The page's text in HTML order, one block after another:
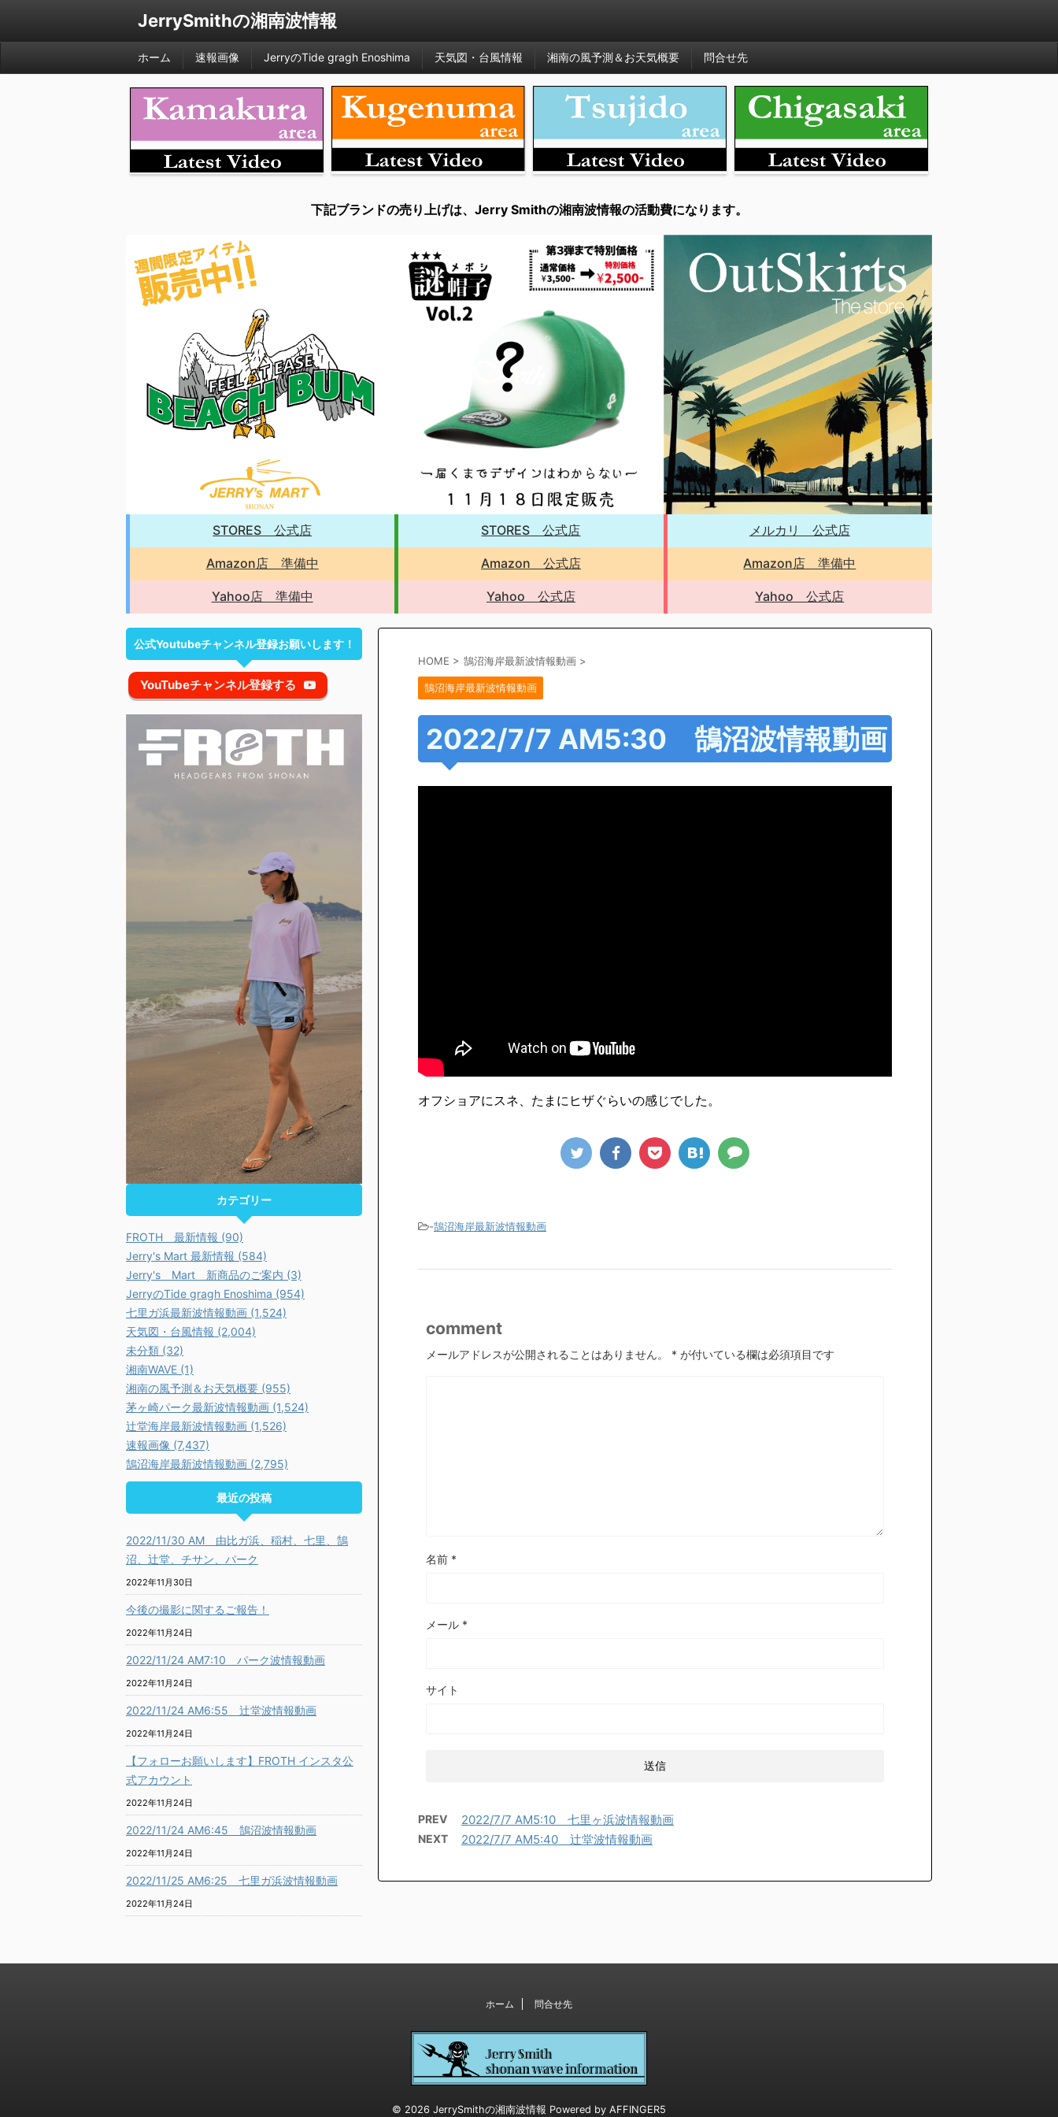
JerrySmithの湘南波情報
ホーム 速報画像 JerryのTide gragh Enoshima 天気図・台風情報 湘南の風予測＆お天気概要 問合せ先
下記ブランドの売り上げは、Jerry Smithの湘南波情報の活動費になります。
STORES 公式店
Amazon店 準備中
Yahoo店 準備中
STORES 公式店
Amazon 公式店
Yahoo 公式店
メルカリ 公式店
Amazon店 準備中
Yahoo 公式店
HOME > 鵠沼海岸最新波情報動画 >
鵠沼海岸最新波情報動画
2022/7/7 AM5:30 鵠沼波情報動画
オフショアにスネ、たまにヒザぐらいの感じでした。
-鵠沼海岸最新波情報動画
comment
メールアドレスが公開されることはありません。 * が付いている欄は必須項目です
名前 *
メール *
サイト
PREV 2022/7/7 AM5:10 七里ヶ浜波情報動画
NEXT 2022/7/7 AM5:40 辻堂波情報動画
公式Youtubeチャンネル登録お願いします！
YouTubeチャンネル登録する
カテゴリー
FROTH 最新情報 (90)
Jerry's Mart 最新情報 (584)
Jerry's Mart 新商品のご案内 (3)
JerryのTide gragh Enoshima (954)
七里ガ浜最新波情報動画 (1,524)
天気図・台風情報 (2,004)
未分類 (32)
湘南WAVE (1)
湘南の風予測＆お天気概要 (955)
茅ヶ崎パーク最新波情報動画 (1,524)
辻堂海岸最新波情報動画 (1,526)
速報画像 (7,437)
鵠沼海岸最新波情報動画 (2,795)
最近の投稿
2022/11/30 AM 由比ガ浜、稲村、七里、鵠
沼、辻堂、チサン、パーク
2022年11月30日
今後の撮影に関するご報告！
2022年11月24日
2022/11/24 AM7:10 パーク波情報動画
2022年11月24日
2022/11/24 AM6:55 辻堂波情報動画
2022年11月24日
【フォローお願いします】FROTH インスタ公
式アカウント
2022年11月24日
2022/11/24 AM6:45 鵠沼波情報動画
2022年11月24日
2022/11/25 AM6:25 七里ガ浜波情報動画
2022年11月24日
ホーム 問合せ先
© 2026 JerrySmithの湘南波情報 Powered by AFFINGER5